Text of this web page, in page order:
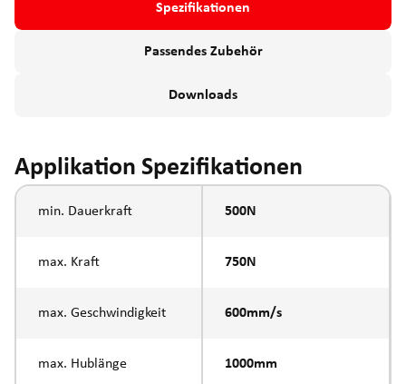
Spezifikationen
Passendes Zubehör
Downloads
Applikation Spezifikationen
min. Dauerkraft 500N
max. Kraft 750N
max. Geschwindigkeit 600mm/s
max. Hublänge 1000mm